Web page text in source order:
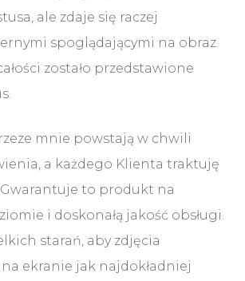
ale zdaje się raczej
spoglądającymi na obraz.
zostało przedstawione
mnie powstają w chwili
a każdego Klienta traktuję
to produkt na
i doskonałą jakość obsługi.
starań, aby zdjęcia
ekranie jak najdokładniej